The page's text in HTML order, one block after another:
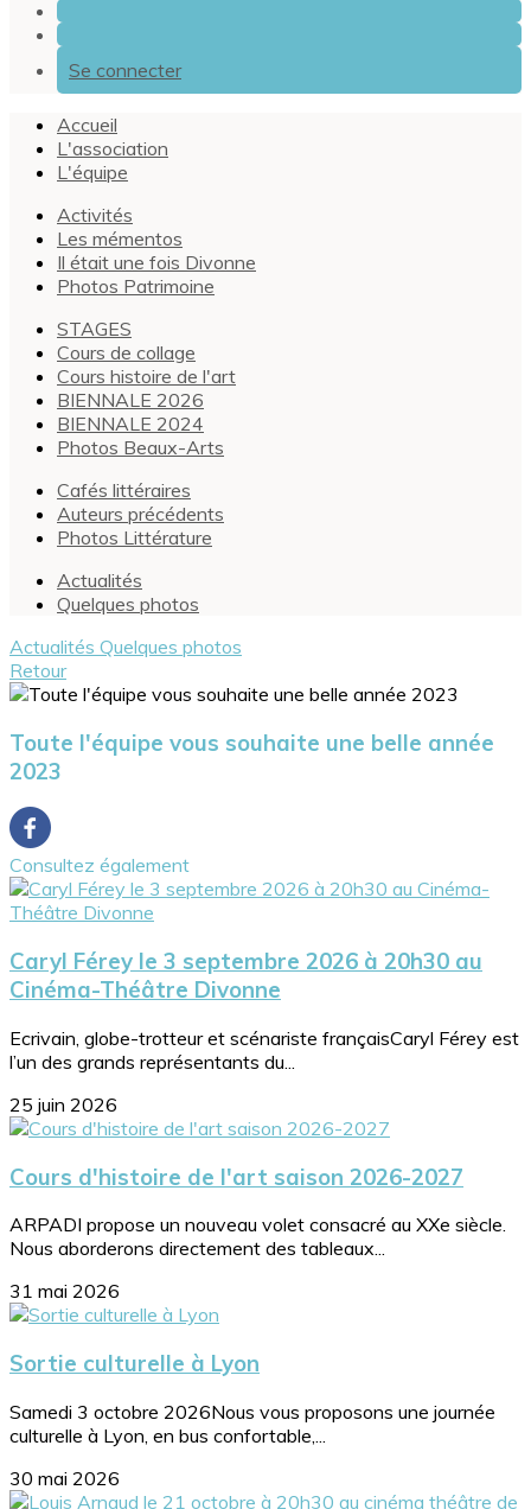
Se connecter
Accueil
L'association
L'équipe
Activités
Les mémentos
Il était une fois Divonne
Photos Patrimoine
STAGES
Cours de collage
Cours histoire de l'art
BIENNALE 2026
BIENNALE 2024
Photos Beaux-Arts
Cafés littéraires
Auteurs précédents
Photos Littérature
Actualités
Quelques photos
Actualités Quelques photos
Retour
Toute l'équipe vous souhaite une belle année
2023
Consultez également
Caryl Férey le 3 septembre 2026 à 20h30 au
Cinéma-Théâtre Divonne
Ecrivain, globe-trotteur et scénariste françaisCaryl Férey est
l’un des grands représentants du...
25 juin 2026
Cours d'histoire de l'art saison 2026-2027
ARPADI propose un nouveau volet consacré au XXe siècle.
Nous aborderons directement des tableaux...
31 mai 2026
Sortie culturelle à Lyon
Samedi 3 octobre 2026Nous vous proposons une journée
culturelle à Lyon, en bus confortable,...
30 mai 2026